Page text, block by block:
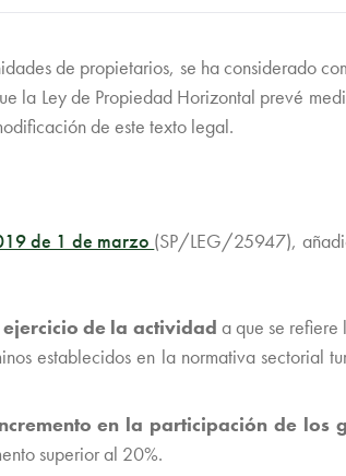
de propietarios, se ha considerado
la Ley de Propiedad Horizontal prevé
de este texto legal.
de 1 de marzo (SP/LEG/25947),
de la actividad a que se refiere
establecidos en la normativa sectorial
en la participación de los
superior al 20%.